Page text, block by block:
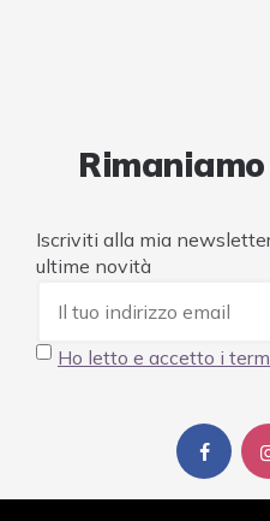
Iscriviti alla mia
ultime novità
Ho letto e accetto i